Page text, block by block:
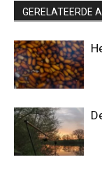
GERELATEERDE